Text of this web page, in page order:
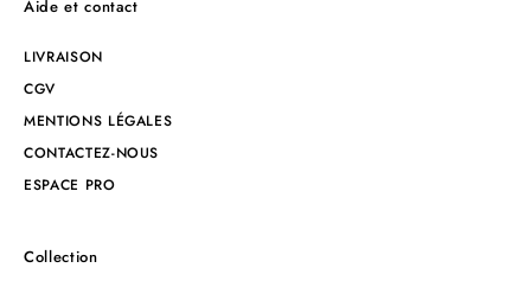
Aide et contact
LIVRAISON
CGV
MENTIONS LÉGALES
CONTACTEZ-NOUS
ESPACE PRO
Collection